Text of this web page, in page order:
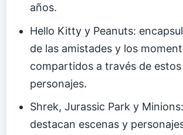
años.
Hello Kitty y Peanuts:
de las amistades y los
compartidos a través de
personajes.
Shrek, Jurassic Park y
destacan escenas y